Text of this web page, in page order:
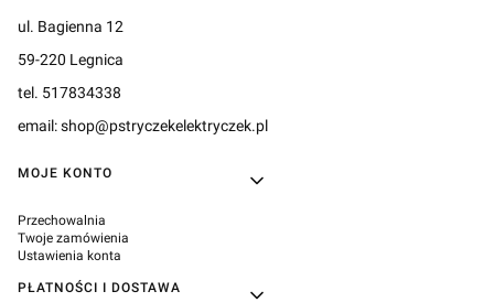
ul. Bagienna 12
59-220 Legnica
tel. 517834338
email: shop@pstryczekelektryczek.pl
Linki w stopce
MOJE KONTO
Przechowalnia
Twoje zamówienia
Ustawienia konta
PŁATNOŚCI I DOSTAWA